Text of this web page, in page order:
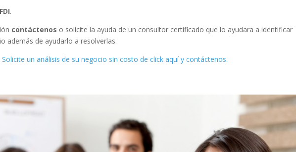
.
contáctenos o solicite la ayuda de un consultor certificado que lo ayudara a identificar
además de ayudarlo a resolverlas.
Solicite un análisis de su negocio sin costo de click aquí y contáctenos.